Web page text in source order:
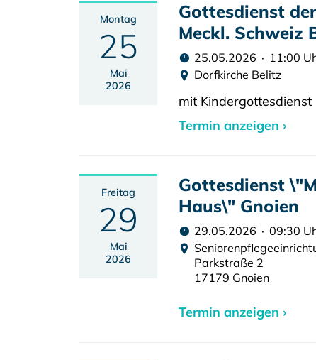
Montag
25
Mai
2026
Gottesdienst
Meckl. Schweiz
25.05.2026 · 11:00
Dorfkirche Belitz
mit Kindergottesdienst
Termin anzeigen ›
Freitag
29
Mai
2026
Gottesdienst
Haus\" Gnoien
29.05.2026 · 09:30
Parkstraße 2
17179 Gnoien
Termin anzeigen ›